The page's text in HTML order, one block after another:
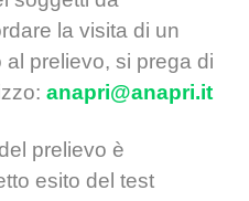
la visita di un
prelievo, si prega di
anapri@anapri.it
prelievo è
esito del test